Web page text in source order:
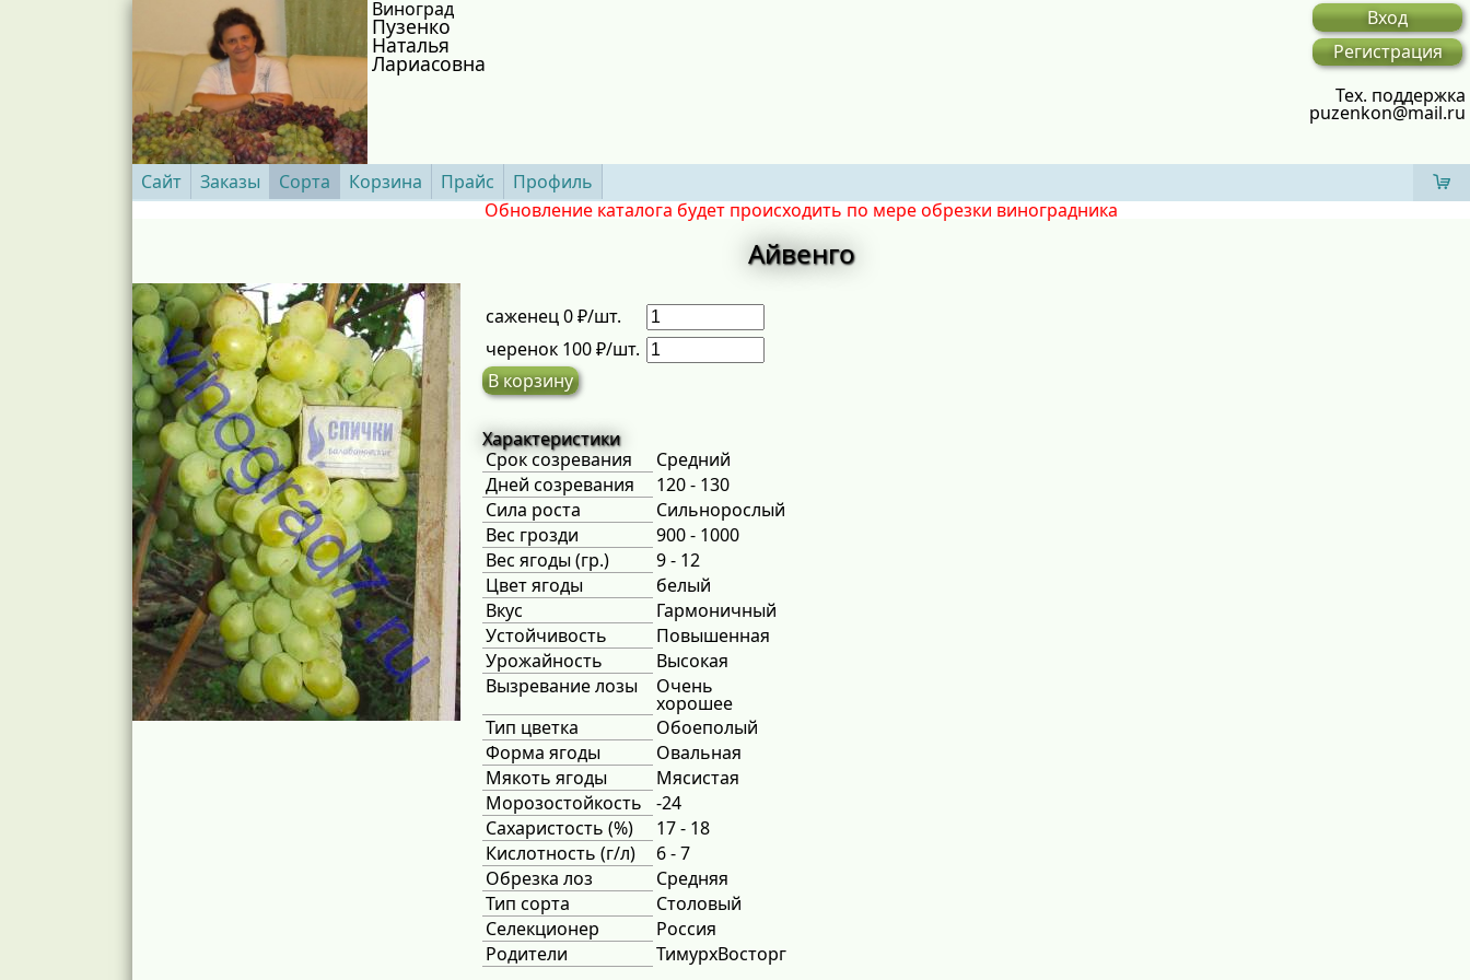
Виноград
Пузенко
Наталья
Лариасовна
Вход
Регистрация
Тех. поддержка
puzenkon@mail.ru
Сайт Заказы Сорта Корзина Прайс
Профиль
Обновление каталога будет происходить по мере обрезки виноградника
Айвенго
саженец 0 ₽/шт.
черенок 100 ₽/шт.
В корзину
Характеристики
Срок созревания
Средний
Дней созревания
120 - 130
Сила роста
Сильнорослый
Вес грозди
900 - 1000
Вес ягоды (гр.)
9 - 12
Цвет ягоды
белый
Вкус
Гармоничный
Устойчивость
Повышенная
Урожайность
Высокая
Вызревание лозы
Очень
хорошее
Тип цветка
Обоеполый
Форма ягоды
Овальная
Мякоть ягоды
Мясистая
Морозостойкость
-24
Сахаристость (%)
17 - 18
Кислотность (г/л)
6 - 7
Обрезка лоз
Средняя
Тип сорта
Столовый
Селекционер
Россия
Родители
ТимурхВосторг